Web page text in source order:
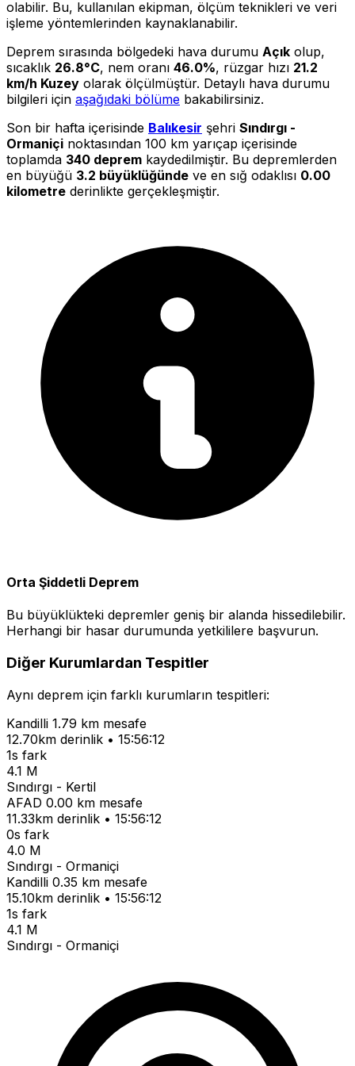
olabilir. Bu, kullanılan ekipman, ölçüm teknikleri ve veri
işleme yöntemlerinden kaynaklanabilir.
Deprem sırasında bölgedeki hava durumu Açık olup,
sıcaklık 26.8°C, nem oranı 46.0%, rüzgar hızı 21.2
km/h Kuzey olarak ölçülmüştür. Detaylı hava durumu
bilgileri için aşağıdaki bölüme bakabilirsiniz.
Son bir hafta içerisinde Balıkesir şehri Sındırgı -
Ormaniçi noktasından 100 km yarıçap içerisinde
toplamda 340 deprem kaydedilmiştir. Bu depremlerden
en büyüğü 3.2 büyüklüğünde ve en sığ odaklısı 0.00
kilometre derinlikte gerçekleşmiştir.
Orta Şiddetli Deprem
Bu büyüklükteki depremler geniş bir alanda hissedilebilir.
Herhangi bir hasar durumunda yetkililere başvurun.
Diğer Kurumlardan Tespitler
Aynı deprem için farklı kurumların tespitleri:
Kandilli 1.79 km mesafe
12.70km derinlik • 15:56:12
1s fark
4.1 M
Sındırgı - Kertil
AFAD 0.00 km mesafe
11.33km derinlik • 15:56:12
0s fark
4.0 M
Sındırgı - Ormaniçi
Kandilli 0.35 km mesafe
15.10km derinlik • 15:56:12
1s fark
4.1 M
Sındırgı - Ormaniçi